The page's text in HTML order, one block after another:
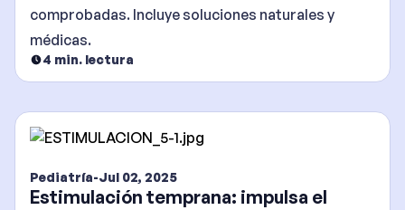
comprobadas. Incluye soluciones naturales y
médicas.
4 min. lectura
Pediatría-Jul 02, 2025
Estimulación temprana: impulsa el